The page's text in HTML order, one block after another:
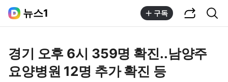
뉴스1 구독
경기 오후 6시 359명 확진..남양주
요양병원 12명 추가 확진 등